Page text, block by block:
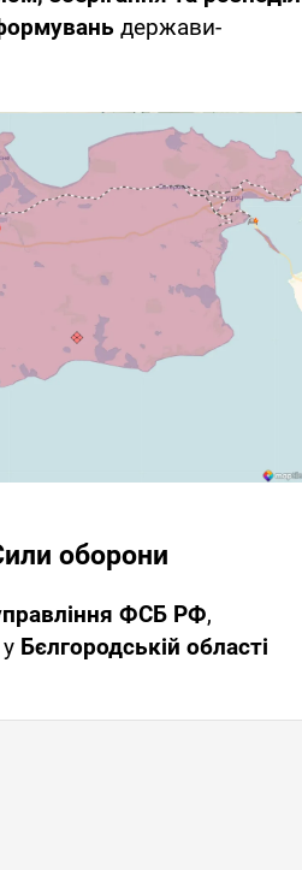
держави-
оборони
ФСБ РФ,
Бєлгородській області